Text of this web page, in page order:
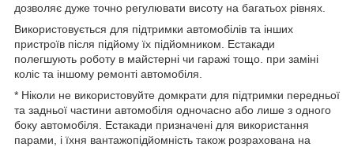
дозволяє дуже точно регулювати висоту на багатьох рівнях.
Використовується для підтримки автомобілів та інших
пристроїв після підйому їх підйомником. Естакади
полегшують роботу в майстерні чи гаражі тощо. при заміні
коліс та іншому ремонті автомобіля.
* Ніколи не використовуйте домкрати для підтримки передньої
та задньої частини автомобіля одночасно або лише з одного
боку автомобіля. Естакади призначені для використання
парами, і їхня вантажопідйомність також розрахована на